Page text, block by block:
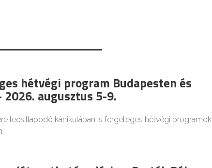
hétvégi program Budapesten és
augusztus 5-9.
lecsillapodó kánikulában is fergeteges hétvégi programok